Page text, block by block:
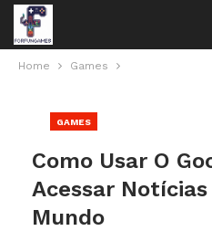
Home Games
GAMES
Como Usar O
Acessar
Mundo